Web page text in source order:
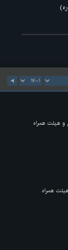
و هیئت همراه
همراه